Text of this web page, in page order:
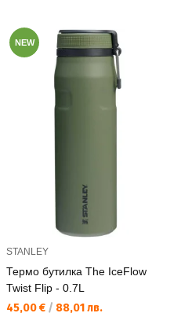
NEW
STANLEY
Термо бутилка The IceFlow
Twist Flip - 0.7L
Текуща цена:
45,00 € / 88,01 лв.